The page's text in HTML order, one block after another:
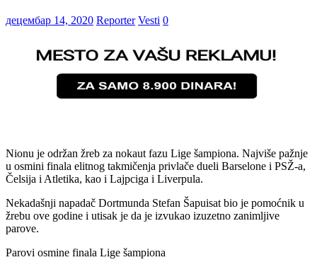
децембар 14, 2020 Reporter Vesti 0
Nionu je održan žreb za nokaut fazu Lige šampiona. Najviše pažnje
u osmini finala elitnog takmičenja privlače dueli Barselone i PSŽ-a,
Čelsija i Atletika, kao i Lajpciga i Liverpula.
Nekadašnji napadač Dortmunda Stefan Šapuisat bio je pomoćnik u
žrebu ove godine i utisak je da je izvukao izuzetno zanimljive
parove.
Parovi osmine finala Lige šampiona